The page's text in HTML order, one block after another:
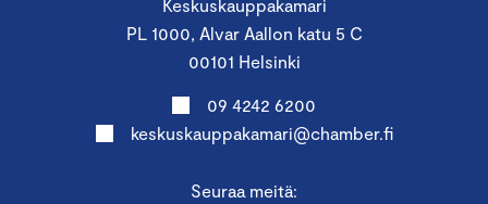
Keskuskauppakamari
PL 1000, Alvar Aallon katu 5 C
00101 Helsinki
09 4242 6200
keskuskauppakamari@chamber.fi
Seuraa meitä: